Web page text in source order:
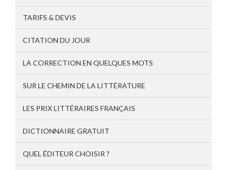
TARIFS & DEVIS
CITATION DU JOUR
LA CORRECTION EN QUELQUES MOTS
SUR LE CHEMIN DE LA LITTÉRATURE
LES PRIX LITTÉRAIRES FRANÇAIS
DICTIONNAIRE GRATUIT
QUEL ÉDITEUR CHOISIR ?